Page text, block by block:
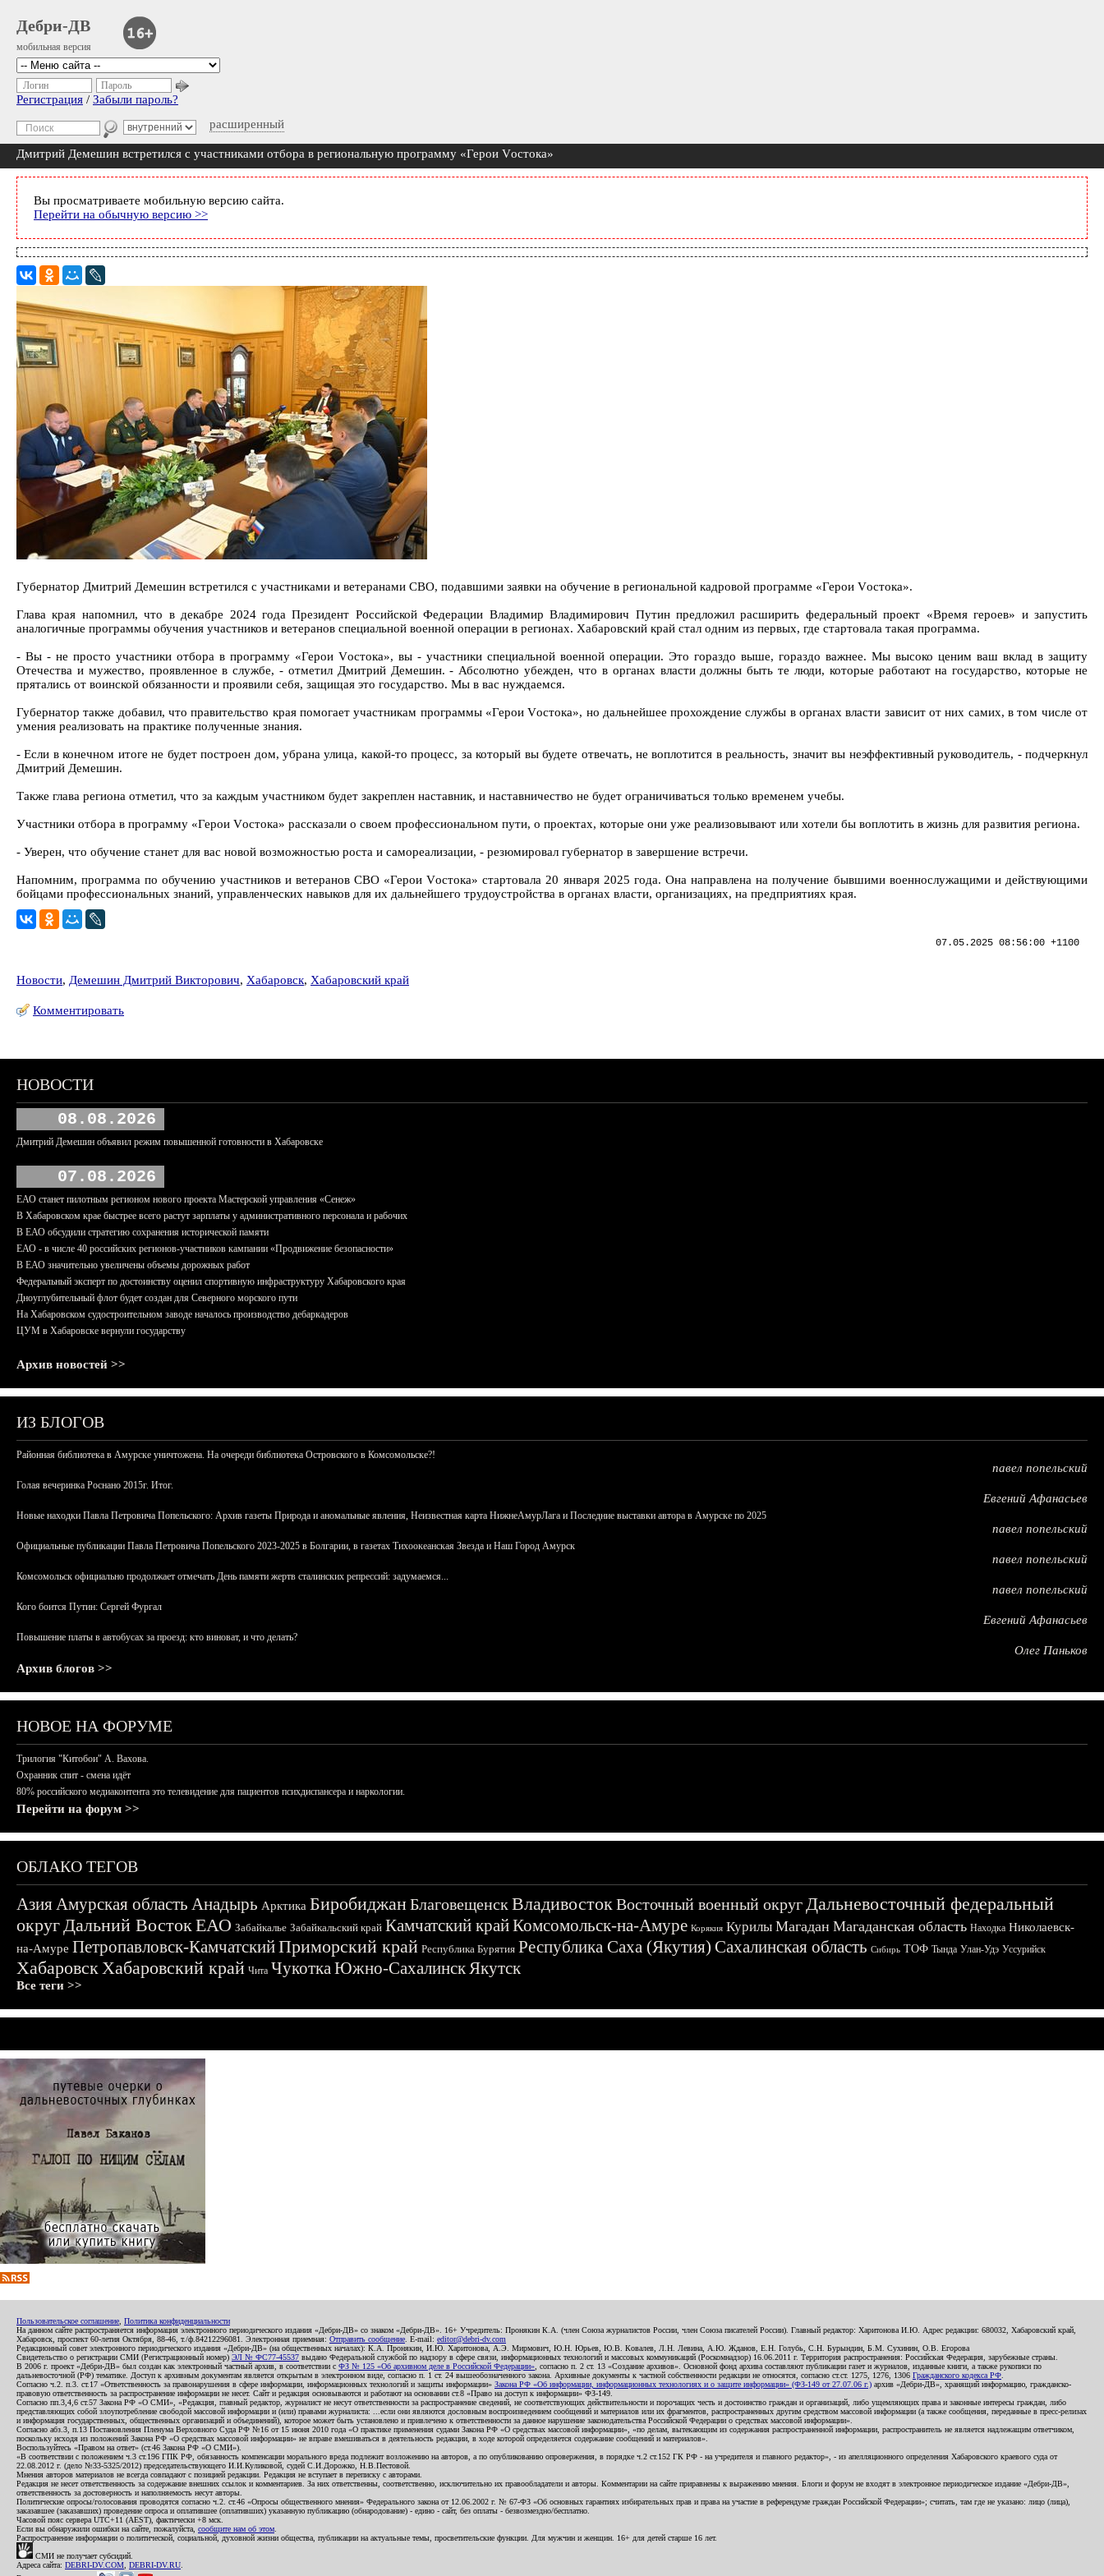
Дебри-ДВ
мобильная версия
расширенный
Логин Пароль
Регистрация / Забыли пароль?
Дмитрий Демешин встретился с участниками отбора в региональную программу «Герои Vостока»
Вы просматриваете мобильную версию сайта.
Перейти на обычную версию >>
Губернатор Дмитрий Демешин встретился с участниками и ветеранами СВО, подавшими заявки на обучение в региональной кадровой программе «Герои Vостока».
Глава края напомнил, что в декабре 2024 года Президент Российской Федерации Владимир Владимирович Путин предложил расширить федеральный проект «Время героев» и запустить
аналогичные программы обучения участников и ветеранов специальной военной операции в регионах. Хабаровский край стал одним из первых, где стартовала такая программа.
- Вы - не просто участники отбора в программу «Герои Vостока», вы - участники специальной военной операции. Это гораздо выше, гораздо важнее. Мы высоко ценим ваш вклад в защиту
Отечества и мужество, проявленное в службе, - отметил Дмитрий Демешин. - Абсолютно убежден, что в органах власти должны быть те люди, которые работают на государство, которые не
прятались от воинской обязанности и проявили себя, защищая это государство. Мы в вас нуждаемся.
Губернатор также добавил, что правительство края помогает участникам программы «Герои Vостока», но дальнейшее прохождение службы в органах власти зависит от них самих, в том числе от
умения реализовать на практике полученные знания.
- Если в конечном итоге не будет построен дом, убрана улица, какой-то процесс, за который вы будете отвечать, не воплотится в реальность, значит вы неэффективный руководитель, - подчеркнул
Дмитрий Демешин.
Также глава региона отметил, что за каждым участником будет закреплен наставник, и наставничество не будет ограничиваться только временем учебы.
Участники отбора в программу «Герои Vостока» рассказали о своем профессиональном пути, о проектах, которые они уже реализовывают или хотели бы воплотить в жизнь для развития региона.
- Уверен, что обучение станет для вас новой возможностью роста и самореализации, - резюмировал губернатор в завершение встречи.
Напомним, программа по обучению участников и ветеранов СВО «Герои Vостока» стартовала 20 января 2025 года. Она направлена на получение бывшими военнослужащими и действующими
бойцами профессиональных знаний, управленческих навыков для их дальнейшего трудоустройства в органах власти, организациях, на предприятиях края.
07.05.2025 08:56:00 +1100
Новости, Демешин Дмитрий Викторович, Хабаровск, Хабаровский край
Комментировать
НОВОСТИ
08.08.2026
Дмитрий Демешин объявил режим повышенной готовности в Хабаровске
07.08.2026
ЕАО станет пилотным регионом нового проекта Мастерской управления «Сенеж»
В Хабаровском крае быстрее всего растут зарплаты у административного персонала и рабочих
В ЕАО обсудили стратегию сохранения исторической памяти
ЕАО - в числе 40 российских регионов-участников кампании «Продвижение безопасности»
В ЕАО значительно увеличены объемы дорожных работ
Федеральный эксперт по достоинству оценил спортивную инфраструктуру Хабаровского края
Дноуглубительный флот будет создан для Северного морского пути
На Хабаровском судостроительном заводе началось производство дебаркадеров
ЦУМ в Хабаровске вернули государству
Архив новостей >>
ИЗ БЛОГОВ
Районная библиотека в Амурске уничтожена. На очереди библиотека Островского в Комсомольске?!
павел попельский
Голая вечеринка Роснано 2015г. Итог.
Евгений Афанасьев
Новые находки Павла Петровича Попельского: Архив газеты Природа и аномальные явления, Неизвестная карта НижнеАмурЛага и Последние выставки автора в Амурске по 2025
павел попельский
Официальные публикации Павла Петровича Попельского 2023-2025 в Болгарии, в газетах Тихоокеанская Звезда и Наш Город Амурск
павел попельский
Комсомольск официально продолжает отмечать День памяти жертв сталинских репрессий: задумаемся...
павел попельский
Кого боится Путин: Сергей Фургал
Евгений Афанасьев
Повышение платы в автобусах за проезд: кто виноват, и что делать?
Олег Паньков
Архив блогов >>
НОВОЕ НА ФОРУМЕ
Трилогия "Китобои" А. Вахова.
Охранник спит - смена идёт
80% российского медиаконтента это телевидение для пациентов психдиспансера и наркологии.
Перейти на форум >>
ОБЛАКО ТЕГОВ
АзияАмурская область Анадырь Арктика БиробиджанБлаговещенскВладивостокВосточный военный округДальневосточный федеральный
округДальний ВостокЕАО Забайкалье Забайкальский край Камчатский крайКомсомольск-на-Амуре Корякия Курилы Магадан Магаданская область Находка Николаевск-
на-Амуре Петропавловск-КамчатскийПриморский край Республика Бурятия Республика Саха (Якутия) Сахалинская область Сибирь ТОФ Тында Улан-Удэ Уссурийск
ХабаровскХабаровский край Чита ЧукоткаЮжно-СахалинскЯкутск
Все теги >>
Пользовательское соглашение Политика конфиденциальности
На данном сайте распространяется информация электронного периодического издания «Дебри-ДВ» со знаком «Дебри-ДВ». 16+ Учредитель: Пронякин К.А. (член Союза журналистов России, член Союза писателей России). Главный редактор: Харитонова И.Ю. Адрес редакции: 680032, Хабаровский край,
Хабаровск, проспект 60-летия Октября, 88-46, т./ф.84212296081. Электронная приемная: Отправить сообщение . E-mail: editor@debri-dv.com
Редакционный совет электронного периодического издания «Дебри-ДВ» (на общественных началах): К.А. Пронякин, И.Ю. Харитонова, А.Э. Мирмович, Ю.Н. Юрьев, Ю.В. Ковалев, Л.Н. Левина, А.Ю. Жданов, Е.Н. Голубь, С.Н. Бурындин, Б.М. Сухинин, О.В. Егорова
Свидетельство о регистрации СМИ (Регистрационный номер) ЭЛ № ФС77-45537 выдано Федеральной службой по надзору в сфере связи, информационных технологий и массовых коммуникаций (Роскомнадзор) 16.06.2011 г. Территория распространения: Российская Федерация, зарубежные страны.
В 2006 г. проект «Дебри-ДВ» был создан как электронный частный архив, в соответствии с ФЗ № 125 «Об архивном деле в Российской Федерации» , согласно п. 2 ст. 13 «Создание архивов». Основной фонд архива составляют публикации газет и журналов, изданные книги, а также рукописи по
дальневосточной (РФ) тематике. Доступ к архивным документам является открытым в электронном виде, согласно п. 1 ст. 24 вышеобозначенного закона. Архивные документы к частной собственности редакции не относятся, согласно ст.ст. 1275, 1276, 1306 Гражданского кодекса РФ
Согласно ч.2. п.3. ст.17 «Ответственность за правонарушения в сфере информации, информационных технологий и защиты информации» Закона РФ «Об информации, информационных технологиях и о защите информации» (ФЗ-149 от 27.07.06 г.) архив «Дебри-ДВ», хранящий информацию, гражданско-
правовую ответственность за распространение информации не несет. Сайт и редакция основываются и работают на основании ст.8 «Право на доступ к информации» ФЗ-149.
Согласно пп.3,4,6 ст.57 Закона РФ «О СМИ», «Редакция, главный редактор, журналист не несут ответственности за распространение сведений, не соответствующих действительности и порочащих честь и достоинство граждан и организаций, либо ущемляющих права и законные интересы граждан, либо
представляющих собой злоупотребление свободой массовой информации и (или) правами журналиста: ...если они являются дословным воспроизведением сообщений и материалов или их фрагментов, распространенных другим средством массовой информации (а также сообщения, переданные в пресс-релизах
и информация государственных, общественных организаций и объединений), которое может быть установлено и привлечено к ответственности за данное нарушение законодательства Российской Федерации о средствах массовой информации».
Согласно абз.3, п.13 Постановления Пленума Верховного Суда РФ №16 от 15 июня 2010 года «О практике применения судами Закона РФ «О средствах массовой информации», «по делам, вытекающим из содержания распространенной информации, распространитель не является надлежащим ответчиком,
поскольку исходя из положений Закона РФ «О средствах массовой информации» не вправе вмешиваться в деятельность редакции, в ходе которой определяется содержание сообщений и материалов».
Воспользуйтесь «Правом на ответ» (ст.46 Закона РФ «О СМИ»).
«В соответствии с положением ч.3 ст.196 ГПК РФ, обязанность компенсации морального вреда подлежит возложению на авторов, а по опубликованию опровержения, в порядке ч.2 ст.152 ГК РФ - на учредителя и главного редактор», - из апелляционного определения Хабаровского краевого суда от
22.08.2012 г. (дело №33-5325/2012) председательствующего И.И.Куликовой, судей С.И.Дорожко, Н.В.Пестовой.
Мнения авторов материалов не всегда совпадают с позицией редакции. Редакция не вступает в переписку с авторами.
Редакция не несет ответственность за содержание внешних ссылок и комментариев. За них ответственны, соответственно, исключительно их правообладатели и авторы. Комментарии на сайте приравнены к выражению мнения. Блоги и форум не входят в электронное периодическое издание «Дебри-ДВ»,
ответственность за достоверность и наполняемость несут авторы.
Политические опросы/голосования проводятся согласно ч.2. ст.46 «Опросы общественного мнения» Федерального закона от 12.06.2002 г. № 67-ФЗ «Об основных гарантиях избирательных прав и права на участие в референдуме граждан Российской Федерации»; считать, там где не указано: лицо (лица),
заказавшее (заказавших) проведение опроса и оплатившее (оплативших) указанную публикацию (обнародование) - едино - сайт, без оплаты - безвозмездно/бесплатно.
Часовой пояс сервера UTC+11 (AEST), фактически +8 мск.
Если вы обнаружили ошибки на сайте, пожалуйста, сообщите нам об этом
Распространение информации о политической, социальной, духовной жизни общества, публикации на актуальные темы, просветительские функции. Для мужчин и женщин. 16+ для детей старше 16 лет.
СМИ не получает субсидий.
Адреса сайта: DEBRI-DV.COM DEBRI-DV.RU